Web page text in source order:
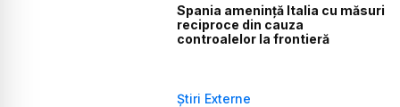
Spania amenință Italia cu măsuri
reciproce din cauza
controalelor la frontieră
Știri Externe